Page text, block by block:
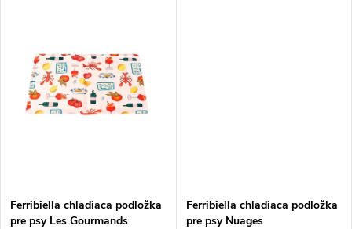
Ferribiella chladiaca podložka
pre psy Les Gourmands
Ferribiella chladiaca podložka
pre psy Nuages